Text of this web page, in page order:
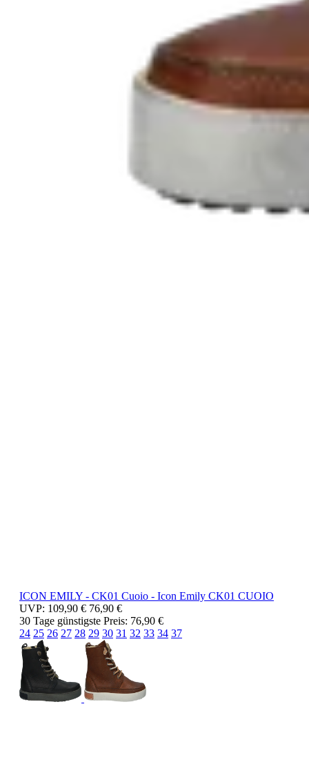
ICON EMILY - CK01 Cuoio - Icon Emily CK01 CUOIO
UVP: 109,90 € 76,90 €
30 Tage günstigste Preis: 76,90 €
24 25 26 27 28 29 30 31 32 33 34 37